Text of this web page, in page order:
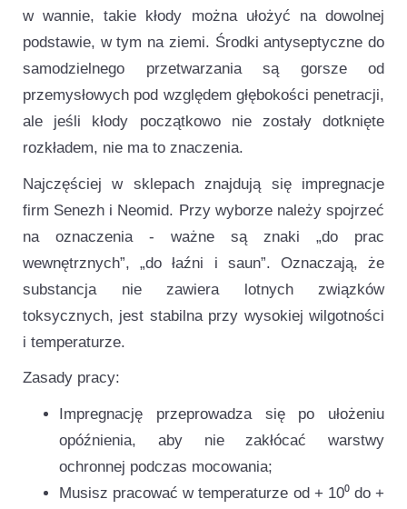
w wannie, takie kłody można ułożyć na dowolnej
podstawie, w tym na ziemi. Środki antyseptyczne do
samodzielnego przetwarzania są gorsze od
przemysłowych pod względem głębokości penetracji,
ale jeśli kłody początkowo nie zostały dotknięte
rozkładem, nie ma to znaczenia.
Najczęściej w sklepach znajdują się impregnacje
firm Senezh i Neomid. Przy wyborze należy spojrzeć
na oznaczenia - ważne są znaki „do prac
wewnętrznych”, „do łaźni i saun”. Oznaczają, że
substancja nie zawiera lotnych związków
toksycznych, jest stabilna przy wysokiej wilgotności
i temperaturze.
Zasady pracy:
Impregnację przeprowadza się po ułożeniu
opóźnienia, aby nie zakłócać warstwy
ochronnej podczas mocowania;
Musisz pracować w temperaturze od + 10⁰ do +